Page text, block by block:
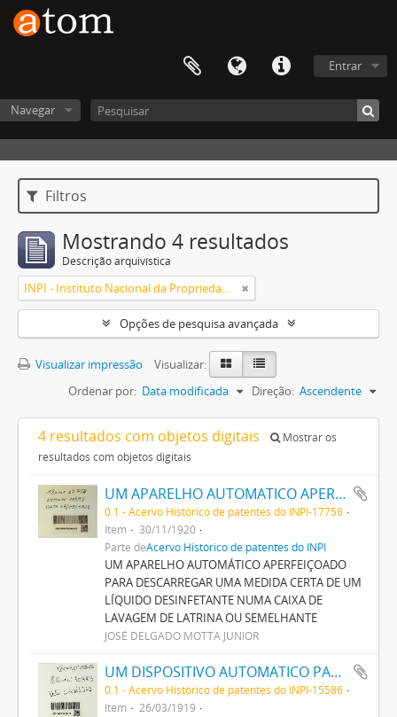
Entrar
Navegar
Filtros
Mostrando 4 resultados
Descrição arquivística
INPI - Instituto Nacional da Propriedade Industrial
Opções de pesquisa avançada
Visualizar impressão
Visualizar:
Ordenar por: Data modificada Direção: Ascendente
4 resultados com objetos digitais
Mostrar os
resultados com objetos digitais
UM APARELHO AUTOMATICO APERFEIÇOADO PARA DESCARREGAR UMA MEDIDA CERTA DE UM LIQUIDO DESINFECTANTE NUMA CAIXA DE LAVAGEM DE LATRINA OU SEMELHANTE
0.1 - Acervo Histórico de patentes do INPI-17758
Item
30/11/1920
Parte deAcervo Histórico de patentes do INPI
UM APARELHO AUTOMÁTICO APERFEIÇOADO
PARA DESCARREGAR UMA MEDIDA CERTA DE UM
LÍQUIDO DESINFETANTE NUMA CAIXA DE
LAVAGEM DE LATRINA OU SEMELHANTE
JOSÉ DELGADO MOTTA JUNIOR
UM DISPOSITIVO AUTOMATICO PARA INTRODUZIR UMA QUANTIDADE DETERMINADA DE UM DESINFECTANTE LIQUIDO NUMA CAIXA DE LAVAGEM DE LATRINAS
0.1 - Acervo Histórico de patentes do INPI-15586
Item
26/03/1919